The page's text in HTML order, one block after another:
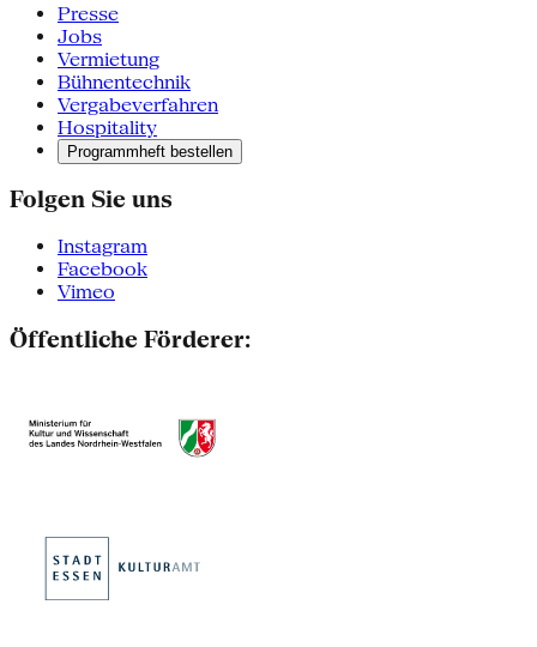
Presse
Jobs
Vermietung
Bühnentechnik
Vergabeverfahren
Hospitality
Programmheft bestellen
Folgen Sie uns
Instagram
Facebook
Vimeo
Öffentliche Förderer: